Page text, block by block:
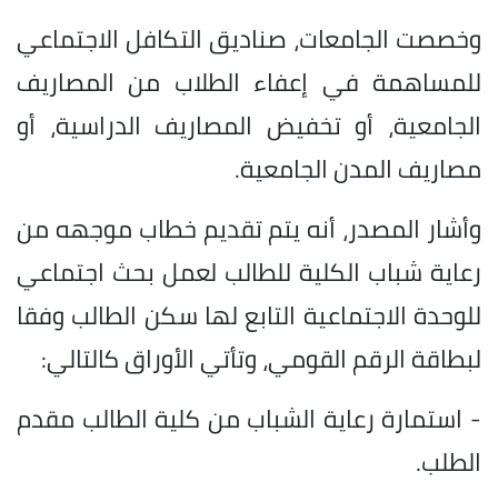
وخصصت الجامعات، صناديق التكافل الاجتماعي
للمساهمة في إعفاء الطلاب من المصاريف
الجامعية، أو تخفيض المصاريف الدراسية، أو
مصاريف المدن الجامعية.
وأشار المصدر، أنه يتم تقديم خطاب موجهه من
رعاية شباب الكلية للطالب لعمل بحث اجتماعي
للوحدة الاجتماعية التابع لها سكن الطالب وفقا
لبطاقة الرقم القومي، وتأتي الأوراق كالتالي:
- استمارة رعاية الشباب من كلية الطالب مقدم
الطلب.